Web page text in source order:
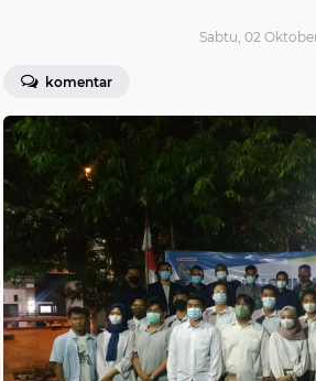
Sabtu, 02
komentar